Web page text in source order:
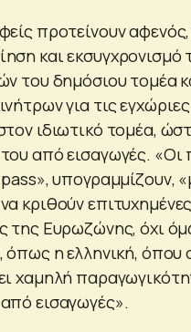
προτείνουν
και εκσυγχρονισμό
του δημόσιου τομέα
για τις
ιδιωτικό τομέα,
από εισαγωγές. «Οι
υπογραμμίζουν,
κριθούν
της Ευρωζώνης, όχι
όπως η ελληνική, όπου
χαμηλή
εισαγωγές».